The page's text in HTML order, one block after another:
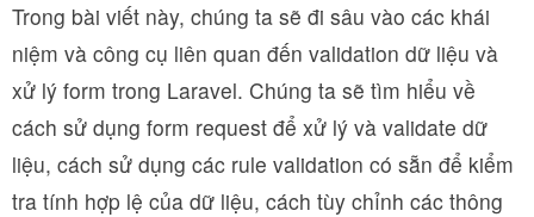
Trong bài viết này, chúng ta sẽ đi sâu vào các khái
niệm và công cụ liên quan đến validation dữ liệu và
xử lý form trong Laravel. Chúng ta sẽ tìm hiểu về
cách sử dụng form request để xử lý và validate dữ
liệu, cách sử dụng các rule validation có sẵn để kiểm
tra tính hợp lệ của dữ liệu, cách tùy chỉnh các thông